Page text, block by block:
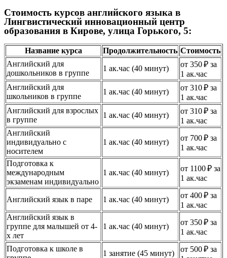
Стоимость курсов английского языка в
Лингвистический инновационный центр
образования в Кирове, улица Горького, 5:
Название курса Продолжительность Стоимость
Английский для
дошкольников в группе
1 ак.час (40 минут)
от 350 ₽ за
1 ак.час
Английский для
школьников в группе
1 ак.час (40 минут)
от 310 ₽ за
1 ак.час
Английский для взрослых
в группе
1 ак.час (40 минут)
от 310 ₽ за
1 ак.час
Английский
индивидуально с
носителем
1 ак.час (40 минут)
от 700 ₽ за
1 ак.час
Подготовка к
международным
экзаменам индивидуально
1 ак.час (40 минут)
от 1100 ₽ за
1 ак.час
Английский язык в паре 1 ак.час (40 минут)
от 400 ₽ за
1 ак.час
Английский язык в
группе для малышей от 4-
х лет
1 ак.час (40 минут)
от 350 ₽ за
1 ак.час
Подготовка к школе в
1 занятие (45 минут)
от 500 ₽ за